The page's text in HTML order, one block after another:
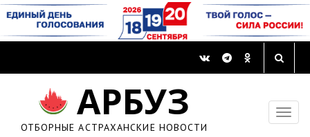
АРБУЗ
ОТБОРНЫЕ АСТРАХАНСКИЕ НОВОСТИ